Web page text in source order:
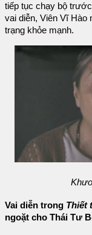
tiếp tục chạy bộ
vai diễn, Viên Vĩ Hào
trạng khỏe mạnh.
Vai diễn trong Thiết
ngoặt cho Thái Tư